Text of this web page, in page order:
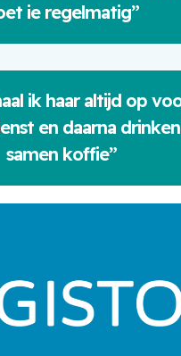
ie regelmatig”
ik haar altijd op
en daarna
samen koffie”